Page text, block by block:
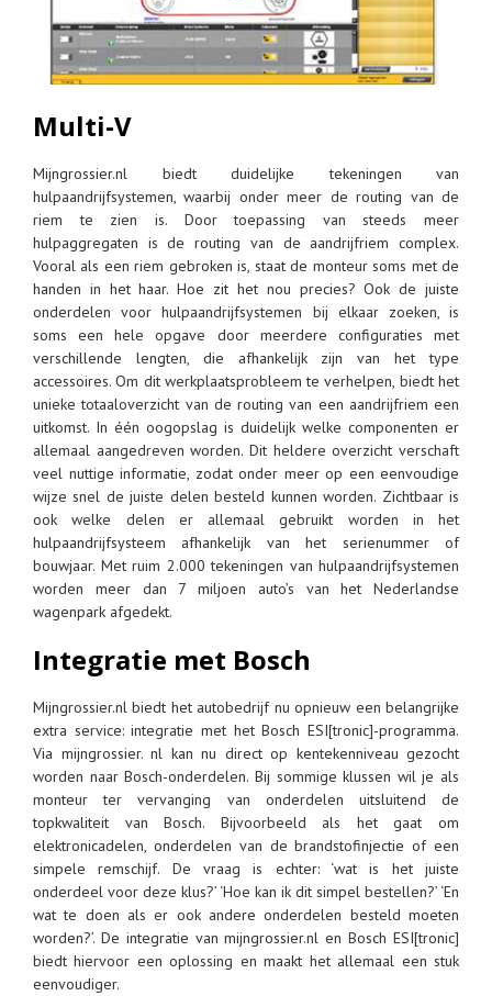
Multi-V
Mijngrossier.nl biedt duidelijke tekeningen van
hulpaandrijfsystemen, waarbij onder meer de routing van de
riem te zien is. Door toepassing van steeds meer
hulpaggregaten is de routing van de aandrijfriem complex.
Vooral als een riem gebroken is, staat de monteur soms met de
handen in het haar. Hoe zit het nou precies? Ook de juiste
onderdelen voor hulpaandrijfsystemen bij elkaar zoeken, is
soms een hele opgave door meerdere configuraties met
verschillende lengten, die afhankelijk zijn van het type
accessoires. Om dit werkplaatsprobleem te verhelpen, biedt het
unieke totaaloverzicht van de routing van een aandrijfriem een
uitkomst. In één oogopslag is duidelijk welke componenten er
allemaal aangedreven worden. Dit heldere overzicht verschaft
veel nuttige informatie, zodat onder meer op een eenvoudige
wijze snel de juiste delen besteld kunnen worden. Zichtbaar is
ook welke delen er allemaal gebruikt worden in het
hulpaandrijfsysteem afhankelijk van het serienummer of
bouwjaar. Met ruim 2.000 tekeningen van hulpaandrijfsystemen
worden meer dan 7 miljoen auto’s van het Nederlandse
wagenpark afgedekt.
Integratie met Bosch
Mijngrossier.nl biedt het autobedrijf nu opnieuw een belangrijke
extra service: integratie met het Bosch ESI[tronic]-programma.
Via mijngrossier. nl kan nu direct op kentekenniveau gezocht
worden naar Bosch-onderdelen. Bij sommige klussen wil je als
monteur ter vervanging van onderdelen uitsluitend de
topkwaliteit van Bosch. Bijvoorbeeld als het gaat om
elektronicadelen, onderdelen van de brandstofinjectie of een
simpele remschijf. De vraag is echter: ‘wat is het juiste
onderdeel voor deze klus?’ ‘Hoe kan ik dit simpel bestellen?’ ‘En
wat te doen als er ook andere onderdelen besteld moeten
worden?’. De integratie van mijngrossier.nl en Bosch ESI[tronic]
biedt hiervoor een oplossing en maakt het allemaal een stuk
eenvoudiger.